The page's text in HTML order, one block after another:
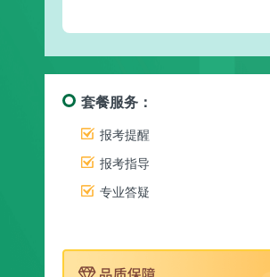
套餐服务：
报考提醒
报考指导
专业答疑